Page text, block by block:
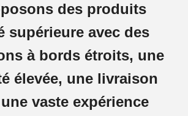
des produits
supérieure avec des
à bords étroits, une
élevée, une livraison
vaste expérience